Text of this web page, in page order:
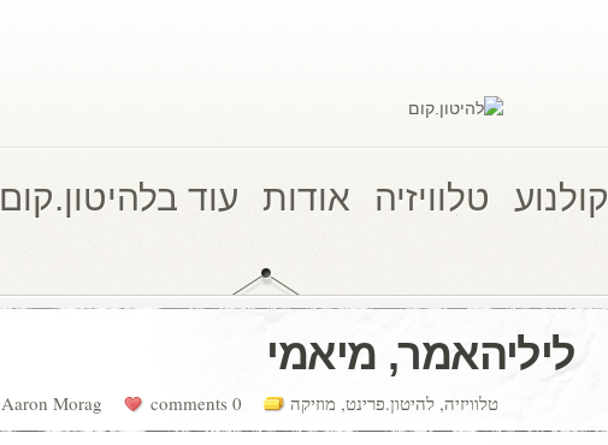
קולנוע טלוויזיה אודות עוד בלהיטון.קום
ליליהאמר, מיאמי
Aaron Morag 0 comments טלוויזיה, להיטון.פרינט, מוזיקה